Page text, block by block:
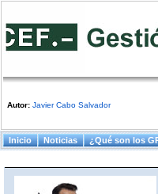
Autor: Javier Cabo Salvador
Menú principal
Inicio Noticias ¿Qué son los